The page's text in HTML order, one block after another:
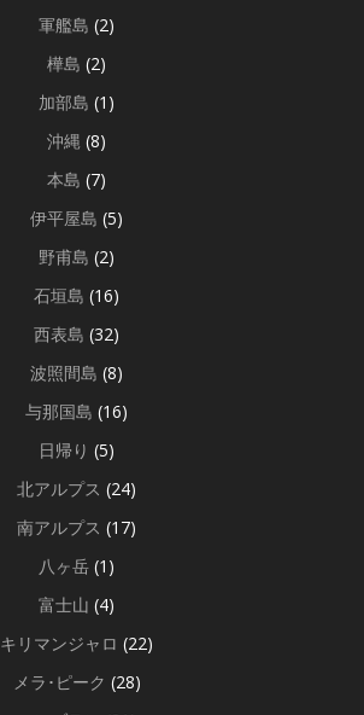
軍艦島 (2)
樺島 (2)
加部島 (1)
沖縄 (8)
本島 (7)
伊平屋島 (5)
野甫島 (2)
石垣島 (16)
西表島 (32)
波照間島 (8)
与那国島 (16)
日帰り (5)
北アルプス (24)
南アルプス (17)
八ヶ岳 (1)
富士山 (4)
キリマンジャロ (22)
メラ･ピーク (28)